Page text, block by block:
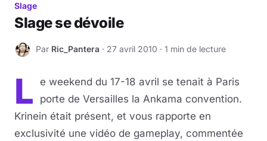
Slage
Slage se dévoile
R Par Ric_Pantera · 27 avril 2010 · 1 min de lecture
L
e weekend du 17-18 avril se tenait à Paris
porte de Versailles la Ankama convention.
Krinein était présent, et vous rapporte en
exclusivité une vidéo de gameplay, commentée